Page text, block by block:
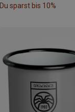
Du sparst bis 10%